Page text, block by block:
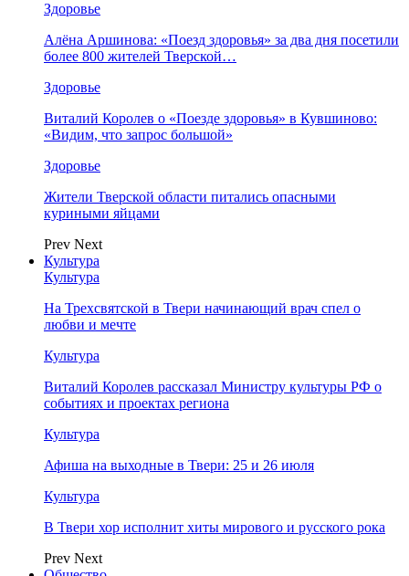
Здоровье
Алёна Аршинова: «Поезд здоровья» за два дня посетили
более 800 жителей Тверской…
Здоровье
Виталий Королев о «Поезде здоровья» в Кувшиново:
«Видим, что запрос большой»
Здоровье
Жители Тверской области питались опасными
куриными яйцами
Prev Next
Культура
Культура
На Трехсвятской в Твери начинающий врач спел о
любви и мечте
Культура
Виталий Королев рассказал Министру культуры РФ о
событиях и проектах региона
Культура
Афиша на выходные в Твери: 25 и 26 июля
Культура
В Твери хор исполнит хиты мирового и русского рока
Prev Next